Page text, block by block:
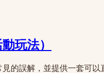
玩法）
的誤解，並提供一套